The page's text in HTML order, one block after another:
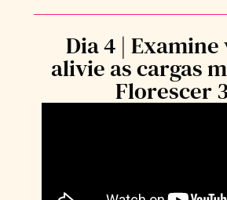
Dia 4 | Examine
alivie as cargas
Florescer